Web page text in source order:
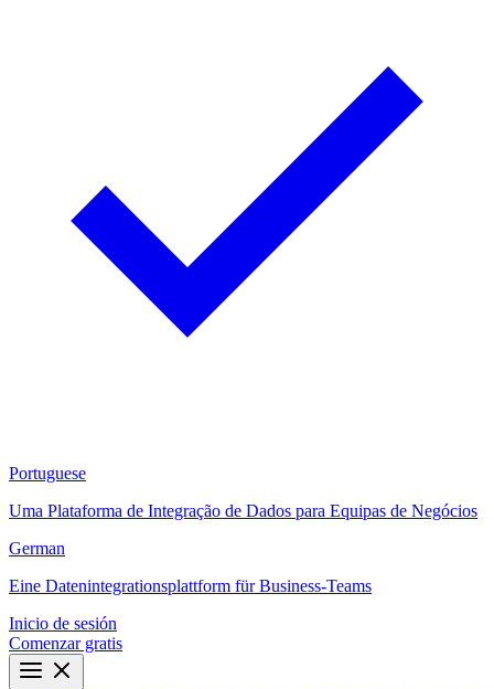
Portuguese
Uma Plataforma de Integração de Dados para Equipas de Negócios
German
Eine Datenintegrationsplattform für Business-Teams
Inicio de sesión
Comenzar gratis